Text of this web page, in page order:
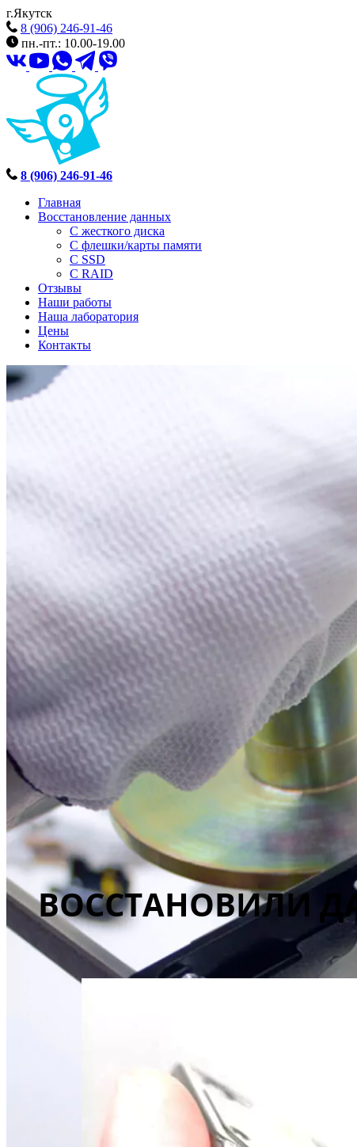
г.Якутск
8 (906) 246-91-46
пн.-пт.: 10.00-19.00
8 (906) 246-91-46
Главная
Восстановление данных
С жесткого диска
С флешки/карты памяти
С SSD
С RAID
Отзывы
Наши работы
Наша лаборатория
Цены
Контакты
ВОССТАНОВИЛИ